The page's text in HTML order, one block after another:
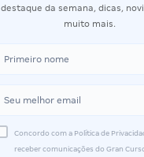
destaque da semana, dicas,
muito mais.
Concordo com a Política de
receber comunicações do Gran